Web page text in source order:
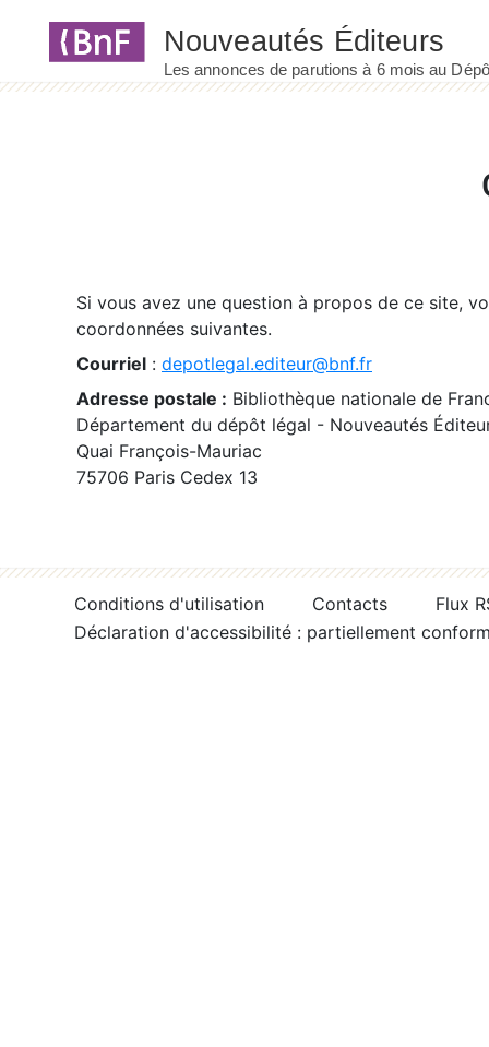
Si vous avez une question à propos de ce site,
coordonnées suivantes.
Courriel : depotlegal.editeur@bnf.fr
Adresse postale : Bibliothèque nationale de
Département du dépôt légal - Nouveautés
Quai François-Mauriac
75706 Paris Cedex 13
Conditions d'utilisation Contacts
Flux
Déclaration d'accessibilité : partiellement